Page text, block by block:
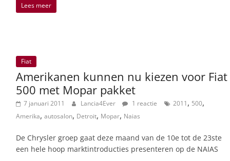
Lees meer
Fiat
Amerikanen kunnen nu kiezen voor Fiat
500 met Mopar pakket
7 januari 2011 Lancia4Ever 1 reactie 2011, 500,
Amerika, autosalon, Detroit, Mopar, Naias
De Chrysler groep gaat deze maand van de 10e tot de 23ste
een hele hoop marktintroducties presenteren op de NAIAS